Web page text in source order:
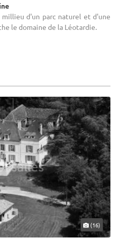
millieu d'un parc naturel et d'une
le domaine de la Léotardie.
(16)